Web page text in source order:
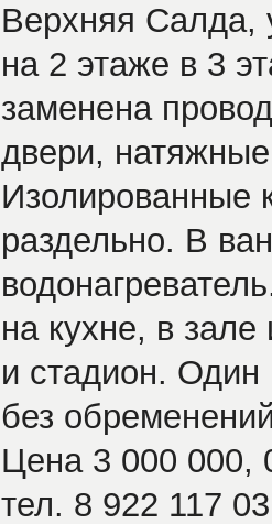
Верхняя Салда,
на 2 этаже в 3
заменена
двери,
Изолированные
раздельно. В
на кухне, в
и стадион. Один
без
Цена 3 000 000,
тел. 8 922 117